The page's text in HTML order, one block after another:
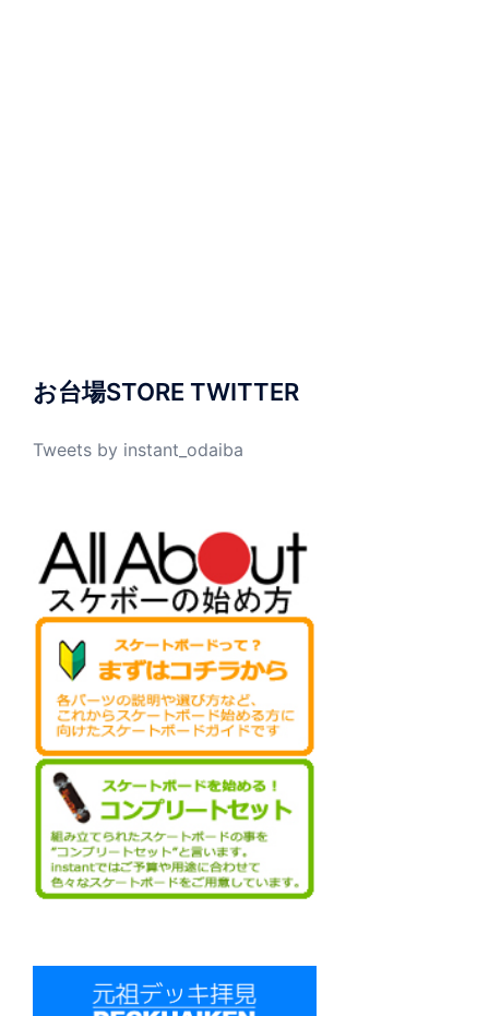
お台場STORE TWITTER
Tweets by instant_odaiba